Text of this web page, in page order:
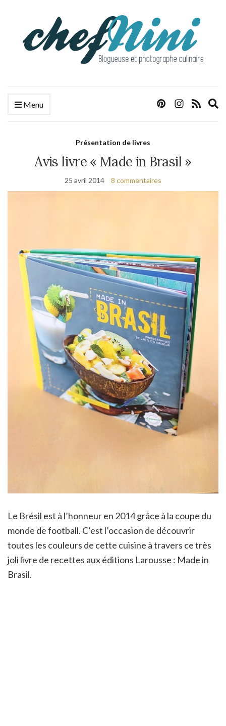
Menu
Présentation de livres
Avis livre « Made in Brasil »
25 avril 2014 8 commentaires
Le Brésil est à l’honneur en 2014 grâce à la coupe du
monde de football. C’est l’occasion de découvrir
toutes les couleurs de cette cuisine à travers ce très
joli livre de recettes aux éditions Larousse : Made in
Brasil.